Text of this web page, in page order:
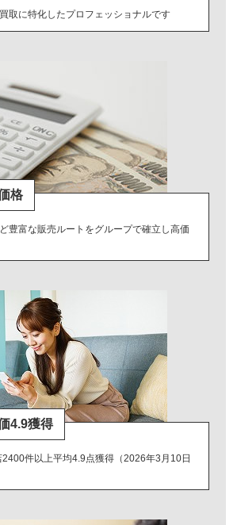
取に特化したプロフェッショナルです
格
豊富な販売ルートをグループで確立し高価
4.9獲得
件以上平均4.9点獲得（2026年3月10日